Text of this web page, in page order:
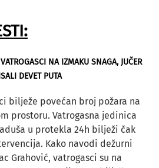
NA IZMAKU SNAGA, JUČER
DEVET PUTA
bilježe povećan broj požara na
prostoru. Vatrogasna jedinica
u protekla 24h bilježi čak
Kako navodi dežurni
Grahović, vatrogasci su na